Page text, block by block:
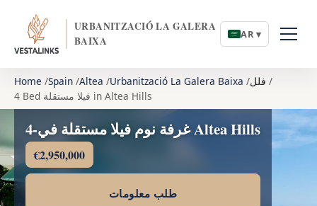
URBANITZACIÓ LA GALERA
BAIXA
AR ▾
Home Spain Altea Urbanització La Galera Baixa فلل
4 Bed فيلا مستقلة in Altea Hills
4-غرفة نوم فيلا مستقلة في Altea Hills
€2,950,000
طلب معلومات